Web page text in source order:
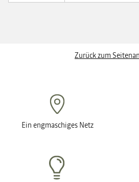
Zurück zum
Ein engmaschiges Netz